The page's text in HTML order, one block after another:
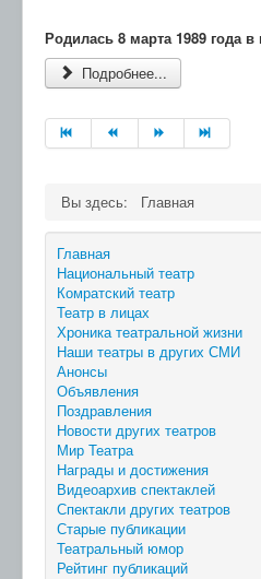
Родилась 8 марта 1989 года
Подробнее...
Вы здесь: Главная
Главная
Национальный театр
Комратский театр
Театр в лицах
Хроника театральной жизни
Наши театры в других СМИ
Анонсы
Объявления
Поздравления
Новости других театров
Мир Театра
Награды и достижения
Видеоархив спектаклей
Спектакли других театров
Старые публикации
Театральный юмор
Рейтинг публикаций